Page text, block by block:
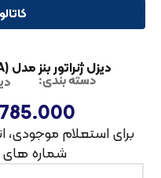
دیزل ژنراتور بنز مدل OM364TAGE-2 (100KVA)
دسته بندی:
برای استعلام
شماره های